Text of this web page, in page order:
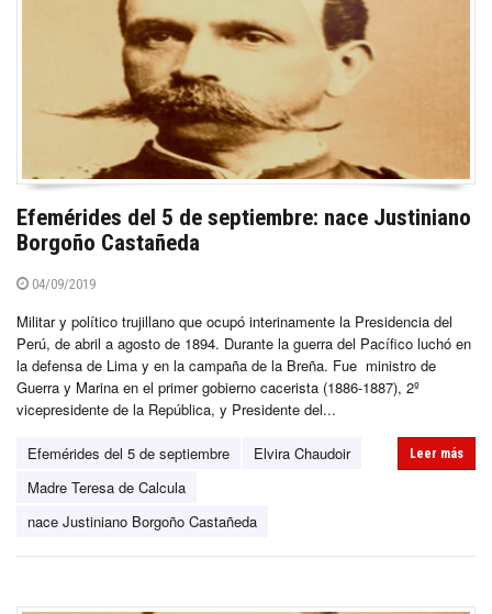
Efemérides del 5 de septiembre: nace Justiniano
Borgoño Castañeda
04/09/2019
Militar y político trujillano que ocupó interinamente la Presidencia del
Perú, de abril a agosto de 1894. Durante la guerra del Pacífico luchó en
la defensa de Lima y en la campaña de la Breña. Fue ministro de
Guerra y Marina en el primer gobierno cacerista (1886-1887), 2º
vicepresidente de la República, y Presidente del...
Efemérides del 5 de septiembre
Elvira Chaudoir
Madre Teresa de Calcula
nace Justiniano Borgoño Castañeda
Leer más